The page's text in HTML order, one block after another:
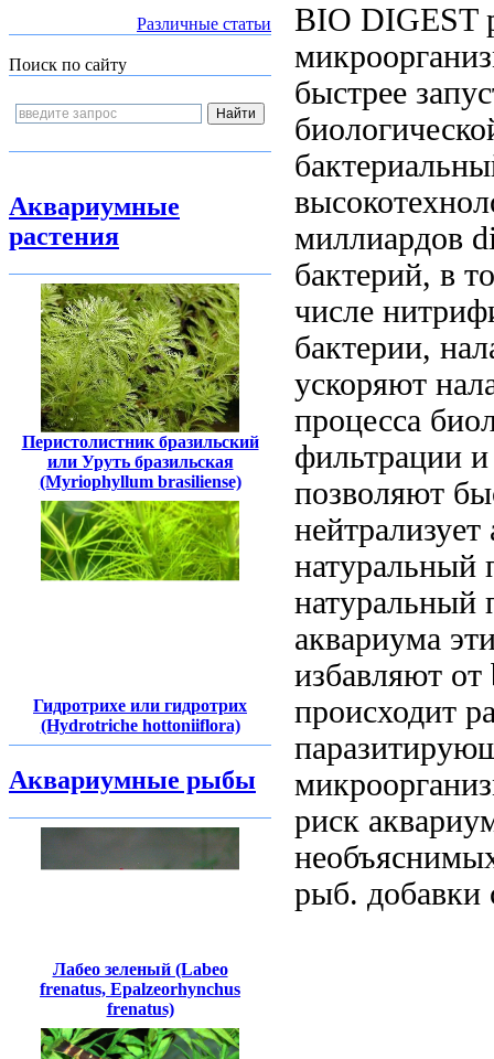
Различные статьи
Поиск по сайту
Аквариумные
растения
Перистолистник бразильский
или Уруть бразильская
(Myriophyllum brasiliense)
Гидротрихе или гидротрих
(Hydrotriche hottoniiflora)
Аквариумные рыбы
Лабео зеленый (Labeo
frenatus, Epalzeorhynchus
frenatus)
BIO DIGEST
быстрее
миллиардов
бактерий, в
числе
бактерии,
ускоряют
процесса
фильтрации
позволяют
натуральный
натуральный
аквариума
избавляют от
происходит
риск
рыб. добавки